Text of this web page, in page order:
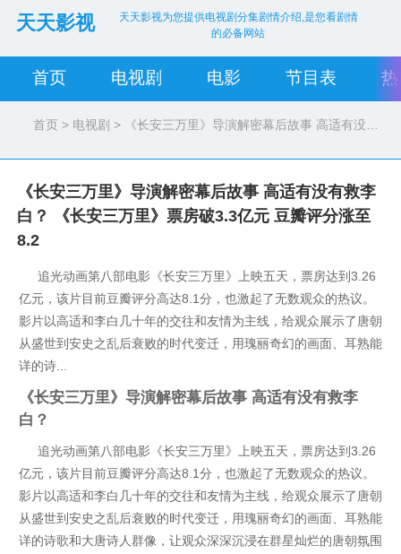
天天影视
天天影视为您提供电视剧分集剧情介绍,是您看剧情
的必备网站
首页 电视剧 电影 节目表
首页 > 电视剧 > 《长安三万里》导演解密幕后故事 高适有没有救李白？
《长安三万里》导演解密幕后故事 高适有没有救李
白？ 《长安三万里》票房破3.3亿元 豆瓣评分涨至
8.2
追光动画第八部电影《长安三万里》上映五天，票房达到3.26
亿元，该片目前豆瓣评分高达8.1分，也激起了无数观众的热议。
影片以高适和李白几十年的交往和友情为主线，给观众展示了唐朝
从盛世到安史之乱后衰败的时代变迁，用瑰丽奇幻的画面、耳熟能
详的诗...
《长安三万里》导演解密幕后故事 高适有没有救李
白？
追光动画第八部电影《长安三万里》上映五天，票房达到3.26
亿元，该片目前豆瓣评分高达8.1分，也激起了无数观众的热议。
影片以高适和李白几十年的交往和友情为主线，给观众展示了唐朝
从盛世到安史之乱后衰败的时代变迁，用瑰丽奇幻的画面、耳熟能
详的诗歌和大唐诗人群像，让观众深深沉浸在群星灿烂的唐朝氛围